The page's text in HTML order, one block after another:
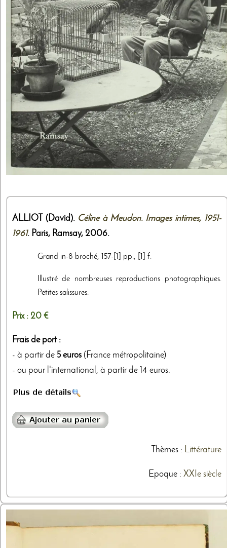
ALLIOT (David). Céline à Meudon. Images intimes, 1951-
1961. Paris, Ramsay, 2006.
Grand in-8 broché, 157-[1] pp., [1] f.
Illustré de nombreuses reproductions photographiques.
Petites salissures.
Prix : 20 €
Frais de port :
- à partir de 5 euros (France métropolitaine)
- ou pour l'international, à partir de 14 euros.
Thèmes: Littérature
Epoque : XXIe siècle